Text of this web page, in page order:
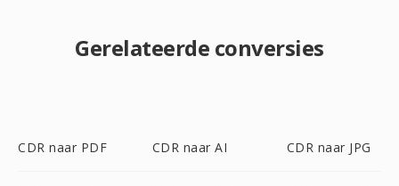
Gerelateerde conversies
CDR naar PDF CDR naar AI CDR naar JPG